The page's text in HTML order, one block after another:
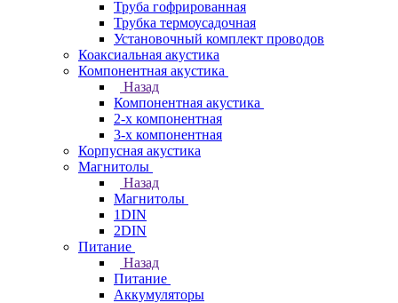
Труба гофрированная
Трубка термоусадочная
Установочный комплект проводов
Коаксиальная акустика
Компонентная акустика
Назад
Компонентная акустика
2-х компонентная
3-х компонентная
Корпусная акустика
Магнитолы
Назад
Магнитолы
1DIN
2DIN
Питание
Назад
Питание
Аккумуляторы